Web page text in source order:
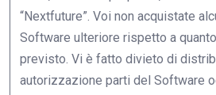
“Nextfuture”. Voi non acquistate
Software ulteriore rispetto a
previsto. Vi è fatto divieto di
autorizzazione parti del Software